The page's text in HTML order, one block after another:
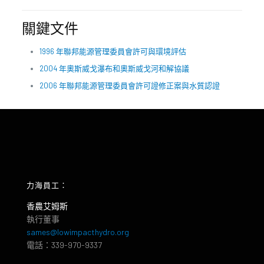
關鍵文件
1996 年聯邦能源管理委員會許可與環境評估
2004 年奧斯威戈瀑布和奧斯威戈河和解協議
2006 年聯邦能源管理委員會許可證修正案與水質認證
力海員工：
香農艾姆斯
執行董事
sames@lowimpacthydro.org
電話：339-970-9337